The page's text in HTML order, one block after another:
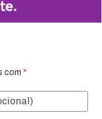
com *